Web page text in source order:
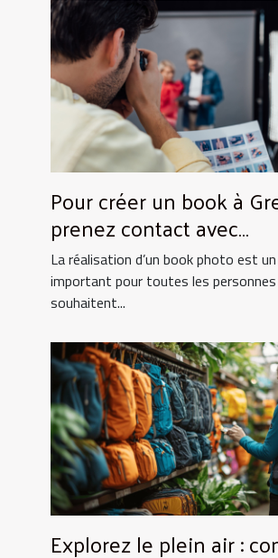
Pour créer un book à
prenez contact avec
UtopikPhoto !
La réalisation d’un book photo est
important pour toutes les personnes
souhaitent...
Explorez le plein air :